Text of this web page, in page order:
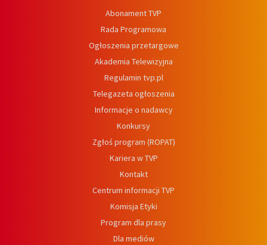
Abonament TVP
Rada Programowa
Ogłoszenia przetargowe
Akademia Telewizyjna
Regulamin tvp.pl
Telegazeta ogłoszenia
Informacje o nadawcy
Konkursy
Zgłoś program (ROPAT)
Kariera w TVP
Kontakt
Centrum informacji TVP
Komisja Etyki
Program dla prasy
Dla mediów